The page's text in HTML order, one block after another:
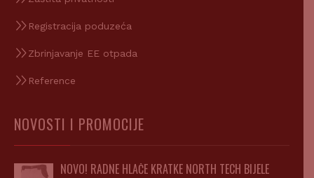
Registracija poduzeća
Zbrinjavanje EE otpada
Reference
NOVOSTI I PROMOCIJE
NOVO! RADNE HLAČE KRATKE NORTH TECH BIJELE